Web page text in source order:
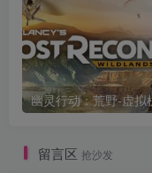
留言区 抢沙发